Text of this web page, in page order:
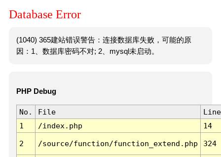
Database Error
(1040) 365建站错误警告：连接数据库失败，可能的原
因：1、数据库密码不对; 2、mysql未启动。
PHP Debug
No. File
Line
1
/index.php 14
2 /source/function/function_extend.php 324